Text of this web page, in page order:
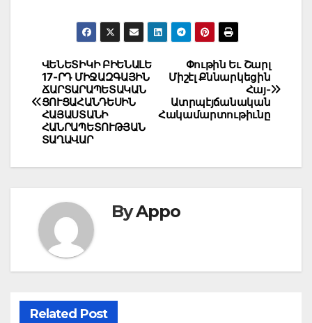
Post
navigation
Փութին Եւ Շարլ
Միշէլ Քննարկեցին
Հայ-
Ատրպէյճանական
Հակամարտութիւնը
ՎԵՆԵՏԻԿԻ ԲԻԵՆԱԼԵ
17-ՐԴ ՄԻՋԱԶԳԱՅԻՆ
ՃԱՐՏԱՐԱՊԵՏԱԿԱՆ
ՑՈՒՑԱՀԱՆԴԵՍԻՆ
ՀԱՅԱՍՏԱՆԻ
ՀԱՆՐԱՊԵՏՈՒԹՅԱՆ
ՏԱՂԱՎԱՐ
ByAppo
Related Post